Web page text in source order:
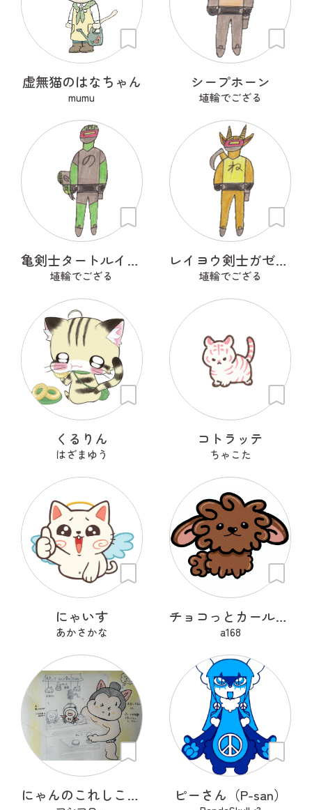
虚無猫のはなちゃん
mumu
シープホーン
埴輪でござる
亀剣士タートルイザー
埴輪でござる
レイヨウ剣士ガゼルナイト
埴輪でござる
くるりん
はざまゆう
コトラッテ
ちゃこた
にゃいす
あかさかな
チョコっとカールちゃん
a168
にゃんのこれしこ ある日の夢 Ｎo.1 ピーさん（P-san）